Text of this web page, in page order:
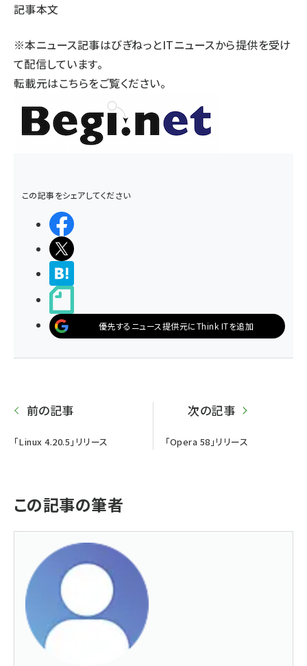
記事本文
※本ニュース記事はびぎねっとITニュースから提供を受け
て配信しています。
転載元はこちらをご覧ください。
この記事をシェアしてください
優先するニュース提供元にThink ITを追加
前の記事
「Linux 4.20.5」リリース
次の記事
「Opera 58」リリース
この記事の筆者